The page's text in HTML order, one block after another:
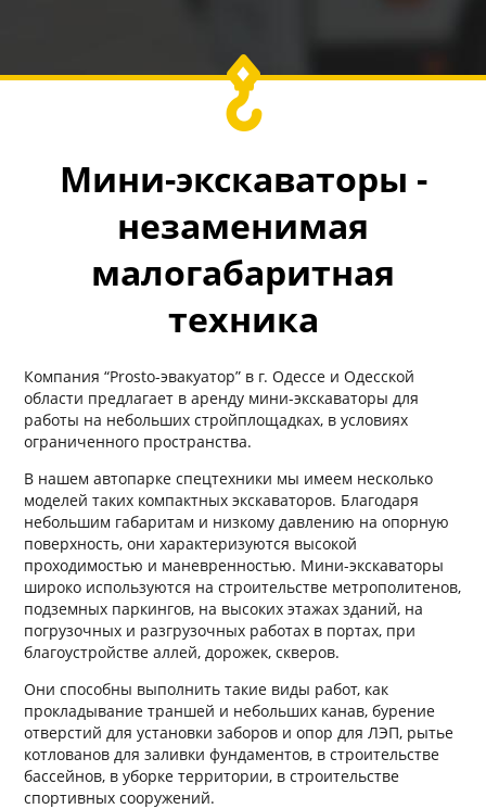
Мини-экскаваторы -
незаменимая
малогабаритная
техника
Компания “Prosto-эвакуатор” в г. Одессе и Одесской
области предлагает в аренду мини-экскаваторы для
работы на небольших стройплощадках, в условиях
ограниченного пространства.
В нашем автопарке спецтехники мы имеем несколько
моделей таких компактных экскаваторов. Благодаря
небольшим габаритам и низкому давлению на опорную
поверхность, они характеризуются высокой
проходимостью и маневренностью. Мини-экскаваторы
широко используются на строительстве метрополитенов,
подземных паркингов, на высоких этажах зданий, на
погрузочных и разгрузочных работах в портах, при
благоустройстве аллей, дорожек, скверов.
Они способны выполнить такие виды работ, как
прокладывание траншей и небольших канав, бурение
отверстий для установки заборов и опор для ЛЭП, рытье
котлованов для заливки фундаментов, в строительстве
бассейнов, в уборке территории, в строительстве
спортивных сооружений.